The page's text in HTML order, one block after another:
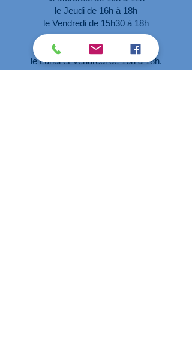
le Jeudi de 16h à 18h
le Vendredi de 15h30 à 18h
Pendant les vacances:
le Lundi et Vendredi de 16h à 18h.